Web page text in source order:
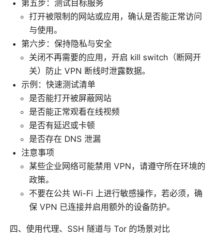
第五步：测试目标服务
打开被限制的网站或应用，确认是否能正常访问
与使用。
第六步：保持隐私与安全
关闭不再需要的应用，开启 kill switch（断网开
关）防止 VPN 断线时泄露数据。
示例：快速测试清单
是否能打开被屏蔽网站
是否能正常观看在线视频
是否有延迟或卡顿
是否存在 DNS 泄漏
注意事项
某些企业网络可能禁用 VPN，请遵守所在环境的
政策。
不要在公共 Wi-Fi 上进行敏感操作，若必须，确
保 VPN 已连接并启用额外的设备防护。
四、使用代理、SSH 隧道与 Tor 的场景对比